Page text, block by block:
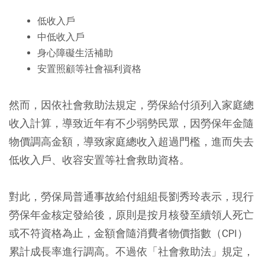
低收入戶
中低收入戶
身心障礙生活補助
安置照顧等社會福利資格
然而，因依社會救助法規定，勞保給付須列入家庭總
收入計算，導致近年有不少弱勢民眾，因勞保年金隨
物價調高金額，導致家庭總收入超過門檻，進而失去
低收入戶、收容安置等社會救助資格。
對此，勞保局普通事故給付組組長劉秀玲表示，現行
勞保年金核定發給後，原則是按月核發至續領人死亡
或不符資格為止，金額會隨消費者物價指數（CPI）
累計成長率進行調高。不過依「社會救助法」規定，